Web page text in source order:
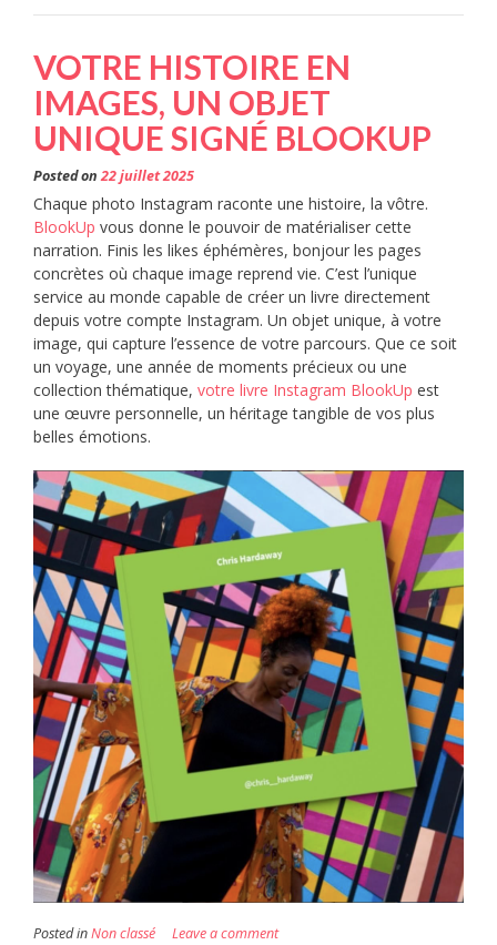
VOTRE HISTOIRE EN
IMAGES, UN OBJET
UNIQUE SIGNÉ BLOOKUP
Posted on22 juillet 2025
Chaque photo Instagram raconte une histoire, la vôtre.
BlookUp vous donne le pouvoir de matérialiser cette
narration. Finis les likes éphémères, bonjour les pages
concrètes où chaque image reprend vie. C’est l’unique
service au monde capable de créer un livre directement
depuis votre compte Instagram. Un objet unique, à votre
image, qui capture l’essence de votre parcours. Que ce soit
un voyage, une année de moments précieux ou une
collection thématique, votre livre Instagram BlookUp est
une œuvre personnelle, un héritage tangible de vos plus
belles émotions.
Posted inNon classé Leave a comment